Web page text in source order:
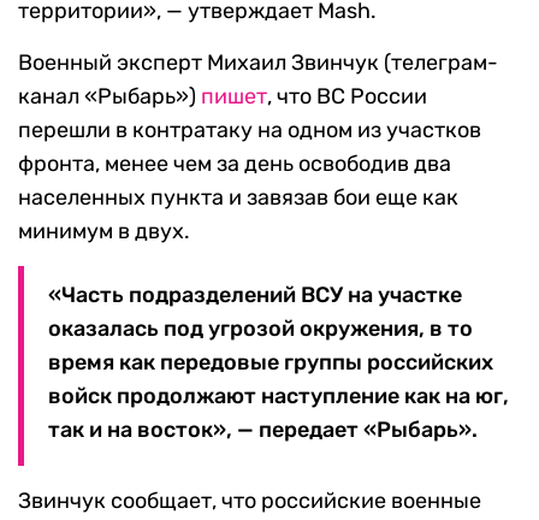
территории», — утверждает Mash.
Военный эксперт Михаил Звинчук (телеграм-
канал «Рыбарь») пишет, что ВС России
перешли в контратаку на одном из участков
фронта, менее чем за день освободив два
населенных пункта и завязав бои еще как
минимум в двух.
«Часть подразделений ВСУ на участке
оказалась под угрозой окружения, в то
время как передовые группы российских
войск продолжают наступление как на юг,
так и на восток», — передает «Рыбарь».
Звинчук сообщает, что российские военные